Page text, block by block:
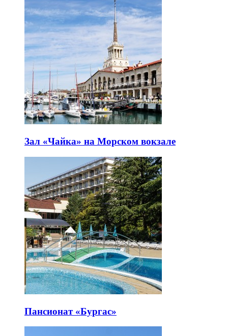
Зал «Чайка» на Морском вокзале
Пансионат «Бургас»